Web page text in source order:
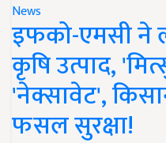
News
इफको-एमसी ने
कृषि उत्पाद,
'नेक्सावेट',
फसल सुरक्षा!